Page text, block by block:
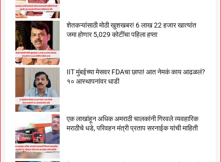
शेतकऱ्यांसाठी मोठी खुशखबर! 6 लाख 22 हजार खात्यांत
जमा होणार 5,029 कोटींचा पहिला हप्ता
IIT मुंबईच्या मेसवर FDAचा छापा! आत नेमकं काय आढळलं?
१० आस्थापनांवर धाडी
एक लाखांहून अधिक अमराठी चालकांनी गिरवले व्यवहारिक
मराठीचे धडे, परिवहन मंत्री प्रताप सरनाईक यांची माहिती